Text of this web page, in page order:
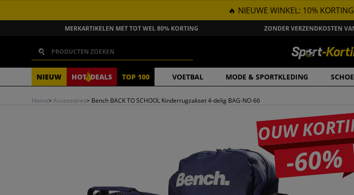
GA NAAR INHOUD
🔥 NIEUWE WINKEL: 10%
MERKARTIKELEN MET TOT WEL 80% KORTING ZONDER VERZENDKOSTEN
NIEUW HOT DEALS TOP 100 VOETBAL MODE & SPORTKLEDING
Zoeken
Home> Accessoires> Bench BACK TO SCHOOL Kinderrugzakset 4-delig BAG-NO-66
JOUW
-60%